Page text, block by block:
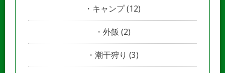
キャンプ(12)
外飯 (2)
潮干狩り (3)